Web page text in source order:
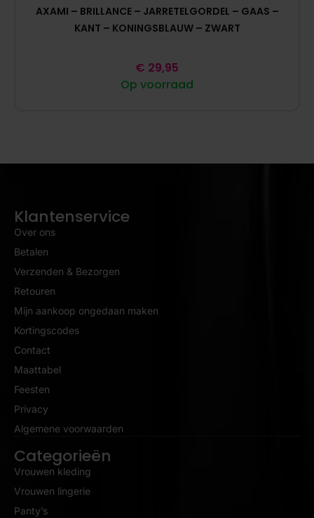
AXAMI – BRILLANCE – JARRETELGORDEL – GAAS –
KANT – KONINGSBLAUW – ZWART
Op voorraad
€ 29,95
Klantenservice
Over ons
Betalen
Verzenden & Bezorgen
Retouren
Mijn aankoop ongedaan maken
Kortingscodes
Contact
Maattabel
Feesten
Privacy
Algemene voorwaarden
Categorieën
Vrouwen kleding
Vrouwen lingerie
Panty’s